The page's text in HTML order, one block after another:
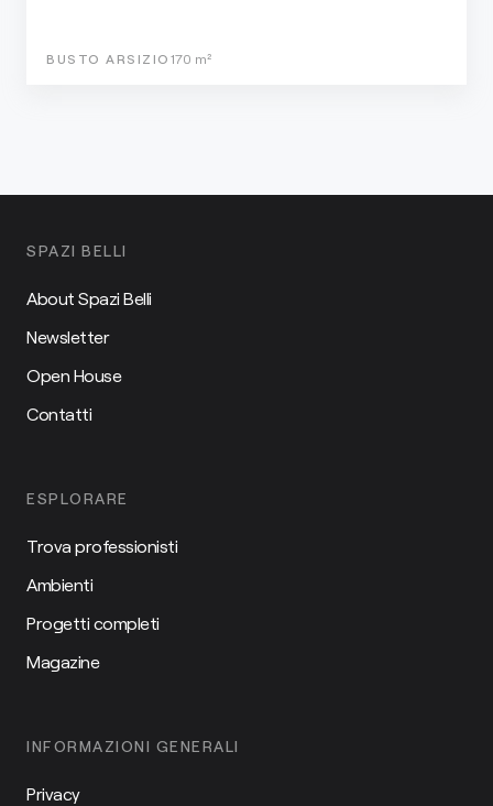
BUSTO ARSIZIO 170 m²
SPAZI BELLI
About Spazi Belli
Newsletter
Open House
Contatti
ESPLORARE
Trova professionisti
Ambienti
Progetti completi
Magazine
INFORMAZIONI GENERALI
Privacy